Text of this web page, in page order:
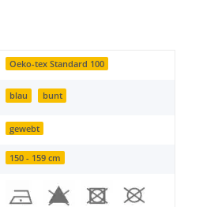
Oeko-tex Standard 100
blau bunt
gewebt
150 - 159 cm